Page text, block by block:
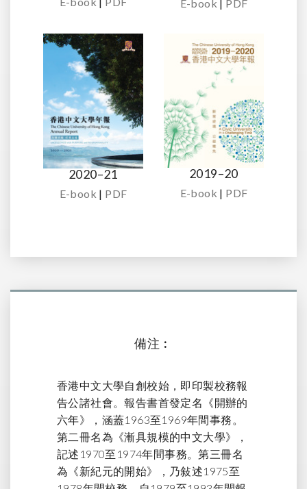
E-book | PDF
2020–21
E-book | PDF
2019–20
E-book | PDF
備注︰
香港中文大學自創校始，即印製校務報
告公諸社會。報告書首發定名《開辦的
六年》，涵蓋1963至1969年間事務。
第二冊名為《漸具規模的中文大學》，
記述1970至1974年間事務。第三冊名
為《新紀元的開始》，乃敍述1975至